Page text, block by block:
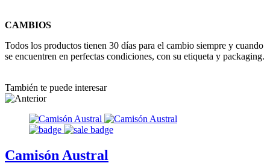
CAMBIOS
Todos los productos tienen 30 días para el cambio siempre y cuando
se encuentren en perfectas condiciones, con su etiqueta y packaging.
También te puede interesar
Camisón Austral